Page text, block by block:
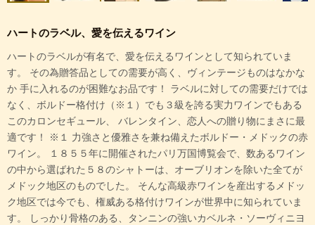
ハートのラベル、愛を伝えるワイン
ハートのラベルが有名で、愛を伝えるワインとして知られていま
す。 その為贈答品としての需要が高く、ヴィンテージものはなかな
か 手に入れるのが困難なお品です！ ラベルに対しての需要だけでは
なく、ボルドー格付け（※１）でも３級を誇る実力ワインでもある
このカロンセギュール、 バレンタイン、恋人への贈り物にまさに最
適です！ ※１ 力強さと優雅さを兼ね備えたボルドー・メドックの赤
ワイン。 １８５５年に開催されたパリ万国博覧会で、数あるワイン
の中から選ばれた５８のシャトーは、オーブリオンを除いた全てが
メドック地区のものでした。 そんな高級赤ワインを産出するメドッ
ク地区では今でも、権威ある格付けワインが世界中に知られていま
す。 しっかり骨格のある、タンニンの強いカベルネ・ソーヴィニヨ